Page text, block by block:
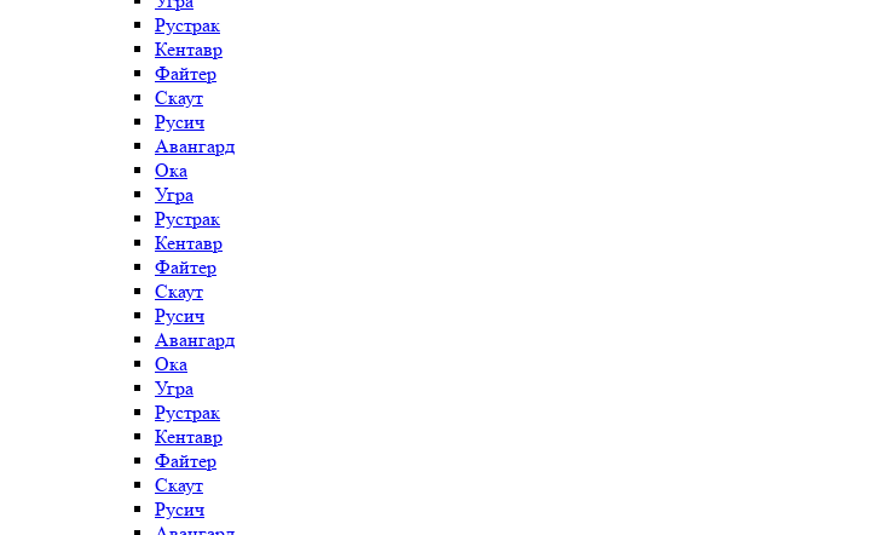
Рустрак
Кентавр
Файтер
Скаут
Русич
Авангард
Ока
Угра
Рустрак
Кентавр
Файтер
Скаут
Русич
Авангард
Ока
Угра
Рустрак
Кентавр
Файтер
Скаут
Русич